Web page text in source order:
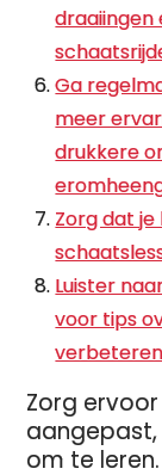
draaiingen
Ga
meer
drukkere
Zorg dat
Luister
voor tips
verbeteren
Zorg
om te leren.